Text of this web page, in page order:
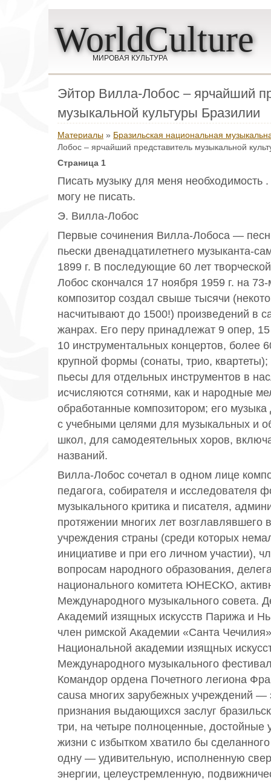
WorldCulture
МИРОВАЯ КУЛЬТУРА
Эйтор Вилла-Лобос – ярчайший
музыкальной культуры Бразилии
Материалы » Бразильская национальная
Лобос – ярчайший представитель музыкальной
Страница 1
Писать музыку для меня необходимость
могу не писать.
Э. Вилла-Лобос
Первые сочинения Вилла-Лобоса —
пьески двенадцатилетнего музыканта-
1899 г. В последующие 60 лет
Лобос скончался 17 ноября 1959 г. на
композитор создал свыше тысячи
насчитывают до 1500!) произведений в
жанрах. Его перу принадлежат 9 опер,
10 инструментальных концертов, более
крупной формы (сонаты, трио,
пьесы для отдельных инструментов в
исчисляются сотнями, как и народные
обработанные композитором; его
с учебными целями для музыкальных и
школ, для самодеятельных хоров,
названий.
Вилла-Лобос сочетал в одном лице
педагога, собирателя и исследователя
музыкального критика и писателя,
протяжении многих лет
учреждения страны (среди которых
инициативе и при его личном участии),
вопросам народного образования,
национального комитета ЮНЕСКО,
Международного музыкального совета.
Академий изящных искусств Парижа и
член римской Академии «Санта
Национальной академии изящных
Международного музыкального
Командор ордена Почетного легиона
causa многих зарубежных учреждений —
признания выдающихся заслуг
три, на четыре полноценные, достойные
жизни с избытком хватило бы
одну — удивительную, исполненную
энергии, целеустремленную,